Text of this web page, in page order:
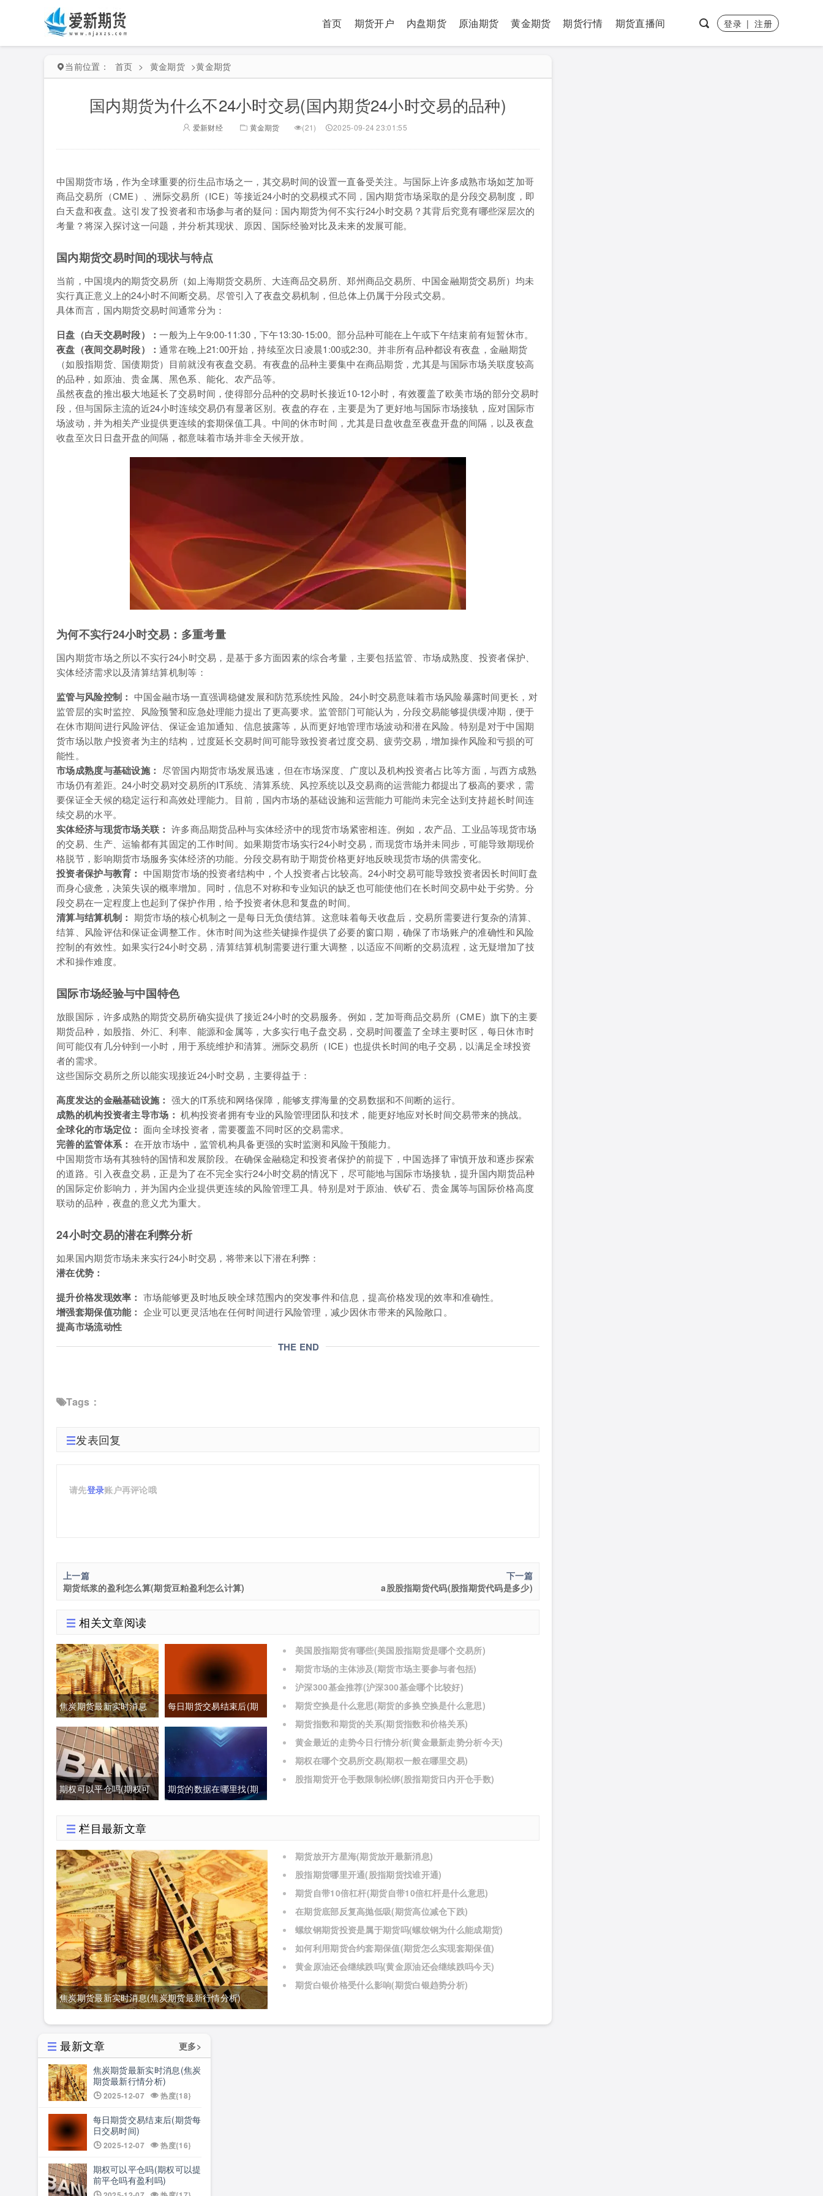
首页 期货开户 内盘期货 原油期货 黄金期货 期货行情 期货直播间 登录|注册
当前位置： 首页 > 黄金期货 >黄金期货
国内期货为什么不24小时交易(国内期货24小时交易的品种)
爱新财经 黄金期货 (21) 2025-09-24 23:01:55
中国期货市场，作为全球重要的衍生品市场之一，其交易时间的设置一直备受关注。与国际上许多成熟市场如芝加哥
商品交易所（CME）、洲际交易所（ICE）等接近24小时的交易模式不同，国内期货市场采取的是分段交易制度，即
白天盘和夜盘。这引发了投资者和市场参与者的疑问：国内期货为何不实行24小时交易？其背后究竟有哪些深层次的
考量？将深入探讨这一问题，并分析其现状、原因、国际经验对比及未来的发展可能。
国内期货交易时间的现状与特点
当前，中国境内的期货交易所（如上海期货交易所、大连商品交易所、郑州商品交易所、中国金融期货交易所）均未
实行真正意义上的24小时不间断交易。尽管引入了夜盘交易机制，但总体上仍属于分段式交易。
具体而言，国内期货交易时间通常分为：
日盘（白天交易时段）：一般为上午9:00-11:30，下午13:30-15:00。部分品种可能在上午或下午结束前有短暂休市。
夜盘（夜间交易时段）：通常在晚上21:00开始，持续至次日凌晨1:00或2:30。并非所有品种都设有夜盘，金融期货
（如股指期货、国债期货）目前就没有夜盘交易。有夜盘的品种主要集中在商品期货，尤其是与国际市场关联度较高
的品种，如原油、贵金属、黑色系、能化、农产品等。
虽然夜盘的推出极大地延长了交易时间，使得部分品种的交易时长接近10-12小时，有效覆盖了欧美市场的部分交易时
段，但与国际主流的近24小时连续交易仍有显著区别。夜盘的存在，主要是为了更好地与国际市场接轨，应对国际市
场波动，并为相关产业提供更连续的套期保值工具。中间的休市时间，尤其是日盘收盘至夜盘开盘的间隔，以及夜盘
收盘至次日日盘开盘的间隔，都意味着市场并非全天候开放。
为何不实行24小时交易：多重考量
国内期货市场之所以不实行24小时交易，是基于多方面因素的综合考量，主要包括监管、市场成熟度、投资者保护、
实体经济需求以及清算结算机制等：
监管与风险控制： 中国金融市场一直强调稳健发展和防范系统性风险。24小时交易意味着市场风险暴露时间更长，对
监管层的实时监控、风险预警和应急处理能力提出了更高要求。监管部门可能认为，分段交易能够提供缓冲期，便于
在休市期间进行风险评估、保证金追加通知、信息披露等，从而更好地管理市场波动和潜在风险。特别是对于中国期
货市场以散户投资者为主的结构，过度延长交易时间可能导致投资者过度交易、疲劳交易，增加操作风险和亏损的可
能性。
市场成熟度与基础设施： 尽管国内期货市场发展迅速，但在市场深度、广度以及机构投资者占比等方面，与西方成熟
市场仍有差距。24小时交易对交易所的IT系统、清算系统、风控系统以及交易商的运营能力都提出了极高的要求，需
要保证全天候的稳定运行和高效处理能力。目前，国内市场的基础设施和运营能力可能尚未完全达到支持超长时间连
续交易的水平。
实体经济与现货市场关联： 许多商品期货品种与实体经济中的现货市场紧密相连。例如，农产品、工业品等现货市场
的交易、生产、运输都有其固定的工作时间。如果期货市场实行24小时交易，而现货市场并未同步，可能导致期现价
格脱节，影响期货市场服务实体经济的功能。分段交易有助于期货价格更好地反映现货市场的供需变化。
投资者保护与教育： 中国期货市场的投资者结构中，个人投资者占比较高。24小时交易可能导致投资者因长时间盯盘
而身心疲惫，决策失误的概率增加。同时，信息不对称和专业知识的缺乏也可能使他们在长时间交易中处于劣势。分
段交易在一定程度上也起到了保护作用，给予投资者休息和复盘的时间。
清算与结算机制： 期货市场的核心机制之一是每日无负债结算。这意味着每天收盘后，交易所需要进行复杂的清算、
结算、风险评估和保证金调整工作。休市时间为这些关键操作提供了必要的窗口期，确保了市场账户的准确性和风险
控制的有效性。如果实行24小时交易，清算结算机制需要进行重大调整，以适应不间断的交易流程，这无疑增加了技
术和操作难度。
国际市场经验与中国特色
放眼国际，许多成熟的期货交易所确实提供了接近24小时的交易服务。例如，芝加哥商品交易所（CME）旗下的主要
期货品种，如股指、外汇、利率、能源和金属等，大多实行电子盘交易，交易时间覆盖了全球主要时区，每日休市时
间可能仅有几分钟到一小时，用于系统维护和清算。洲际交易所（ICE）也提供长时间的电子交易，以满足全球投资
者的需求。
这些国际交易所之所以能实现接近24小时交易，主要得益于：
高度发达的金融基础设施： 强大的IT系统和网络保障，能够支撑海量的交易数据和不间断的运行。
成熟的机构投资者主导市场： 机构投资者拥有专业的风险管理团队和技术，能更好地应对长时间交易带来的挑战。
全球化的市场定位： 面向全球投资者，需要覆盖不同时区的交易需求。
完善的监管体系： 在开放市场中，监管机构具备更强的实时监测和风险干预能力。
中国期货市场有其独特的国情和发展阶段。在确保金融稳定和投资者保护的前提下，中国选择了审慎开放和逐步探索
的道路。引入夜盘交易，正是为了在不完全实行24小时交易的情况下，尽可能地与国际市场接轨，提升国内期货品种
的国际定价影响力，并为国内企业提供更连续的风险管理工具。特别是对于原油、铁矿石、贵金属等与国际价格高度
联动的品种，夜盘的意义尤为重大。
24小时交易的潜在利弊分析
如果国内期货市场未来实行24小时交易，将带来以下潜在利弊：
潜在优势：
提升价格发现效率： 市场能够更及时地反映全球范围内的突发事件和信息，提高价格发现的效率和准确性。
增强套期保值功能： 企业可以更灵活地在任何时间进行风险管理，减少因休市带来的风险敞口。
提高市场流动性
THE END
Tags：
发表回复
请先登录账户再评论哦
上一篇
期货纸浆的盈利怎么算(期货豆粕盈利怎么计算)
下一篇
a股股指期货代码(股指期货代码是多少)
相关文章阅读
焦炭期货最新实时消息
(焦炭期货最新行情分析)
每日期货交易结束后(期
货每日交易时间)
期权可以平仓吗(期权可
期货的数据在哪里找(期
美国股指期货有哪些(美国股指期货是哪个交易所)
期货市场的主体涉及(期货市场主要参与者包括)
沪深300基金推荐(沪深300基金哪个比较好)
期货空换是什么意思(期货的多换空换是什么意思)
期货指数和期货的关系(期货指数和价格关系)
黄金最近的走势今日行情分析(黄金最新走势分析今天)
期权在哪个交易所交易(期权一般在哪里交易)
股指期货开仓手数限制松绑(股指期货日内开仓手数)
栏目最新文章
焦炭期货最新实时消息(焦炭期货最新行情分析)
期货放开方星海(期货放开最新消息)
股指期货哪里开通(股指期货找谁开通)
期货自带10倍杠杆(期货自带10倍杠杆是什么意思)
在期货底部反复高抛低吸(期货高位减仓下跌)
螺纹钢期货投资是属于期货吗(螺纹钢为什么能成期货)
如何利用期货合约套期保值(期货怎么实现套期保值)
黄金原油还会继续跌吗(黄金原油还会继续跌吗今天)
期货白银价格受什么影响(期货白银趋势分析)
最新文章
更多>
焦炭期货最新实时消息(焦炭
期货最新行情分析)
2025-12-07 热度{18}
每日期货交易结束后(期货每
日交易时间)
2025-12-07 热度{16}
期权可以平仓吗(期权可以提
前平仓吗有盈利吗)